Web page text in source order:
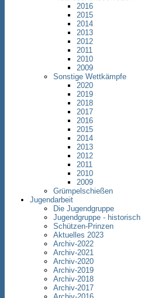
2016
2015
2014
2013
2012
2011
2010
2009
Sonstige Wettkämpfe
2020
2019
2018
2017
2016
2015
2014
2013
2012
2011
2010
2009
Grümpelschießen
Jugendarbeit
Die Jugendgruppe
Jugendgruppe - historisch
Schützen-Prinzen
Aktuelles 2023
Archiv-2022
Archiv-2021
Archiv-2020
Archiv-2019
Archiv-2018
Archiv-2017